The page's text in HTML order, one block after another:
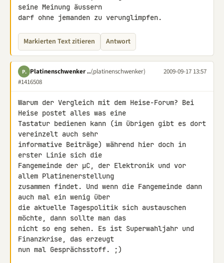
seine Meinung äussern
darf ohne jemanden zu verunglimpfen.
Markierten Text zitieren Antwort
P. Platinenschwenker ..(platinenschwenker)
2009-09-17 13:57
#1416508
Warum der Vergleich mit dem Heise-Forum? Bei
Heise postet alles was eine
Tastatur bedienen kann (im übrigen gibt es dort
vereinzelt auch sehr
informative Beiträge) während hier doch in
erster Linie sich die
Fangemeinde der µC, der Elektronik und vor
allem Platinenerstellung
zusammen findet. Und wenn die Fangemeinde dann
auch mal ein wenig über
die aktuelle Tagespolitik sich austauschen
möchte, dann sollte man das
nicht so eng sehen. Es ist Superwahljahr und
Finanzkrise, das erzeugt
nun mal Gesprächsstoff. ;)